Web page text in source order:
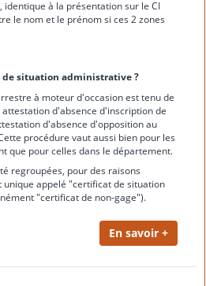
à la présentation sur le CI
le nom et le prénom si ces 2 zones
situation administrative ?
à moteur d'occasion est tenu de
d'absence d'inscription de
d'absence d'opposition au
procédure vaut aussi bien pour les
que pour celles dans le département.
regroupées, pour des raisons
unique appelé "certificat de situation
"certificat de non-gage").